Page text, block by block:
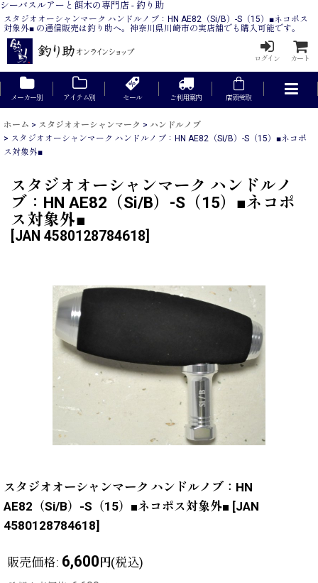
シーバスルアーと餌木の専門店 - 釣り助
スタジオオーシャンマーク ハンドルノブ：HN AE82（Si/B）-S（15）■ネコポス
対象外■ の通信販売は釣り助へ。神奈川県川崎市の実店舗でも購入可能です。
ログイン カート
メーカー別 アイテム別 セール ご利用案内 店頭受取
ホーム > スタジオオーシャンマーク > ハンドルノブ
> スタジオオーシャンマーク ハンドルノブ：HN AE82（Si/B）-S（15）■ネコポ
ス対象外■
スタジオオーシャンマーク ハンドルノ
ブ：HN AE82（Si/B）-S（15）■ネコポ
ス対象外■
JAN 4580128784618
スタジオオーシャンマーク ハンドルノブ：HN
AE82（Si/B）-S（15）■ネコポス対象外■ [JAN
4580128784618]
販売価格: 6,600円(税込)